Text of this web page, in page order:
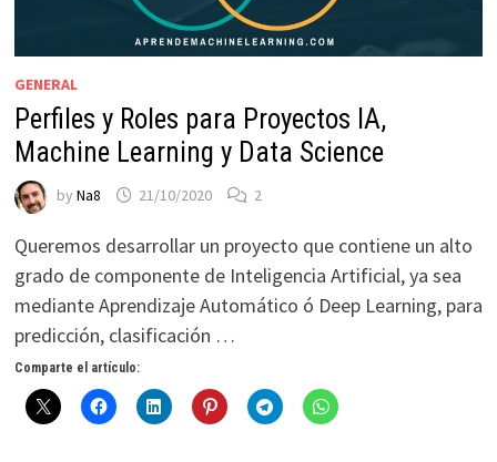
GENERAL
Perfiles y Roles para Proyectos IA,
Machine Learning y Data Science
by Na8 21/10/2020 2
Queremos desarrollar un proyecto que contiene un alto
grado de componente de Inteligencia Artificial, ya sea
mediante Aprendizaje Automático ó Deep Learning, para
predicción, clasificación …
Comparte el artículo: